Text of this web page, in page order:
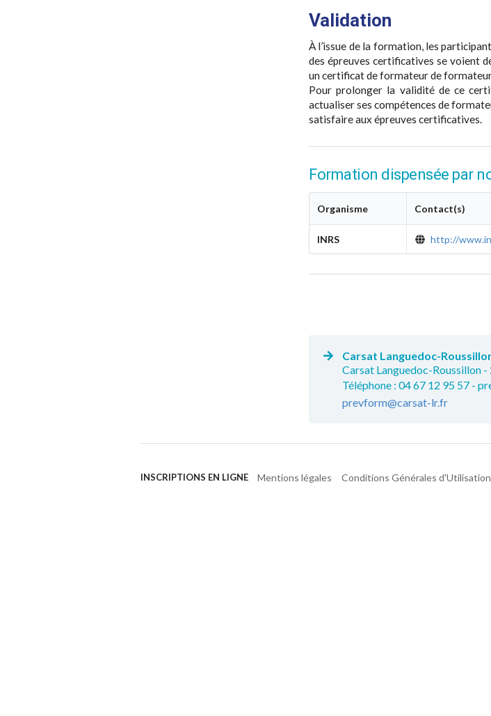
Validation
À l’issue de la formation, les
des épreuves certificatives se voient
un certificat de formateur de
Pour prolonger la validité de ce
actualiser ses compétences de
satisfaire aux épreuves certificatives.
Formation dispensée par
Organisme Contact(s)
INRS http://
Carsat Languedoc-
Carsat Languedoc-Roussillon
Téléphone : 04 67 12 95 57 -
prevform@carsat-lr.fr
INSCRIPTIONS EN LIGNE Mentions légales Conditions Générales d'Utilisation